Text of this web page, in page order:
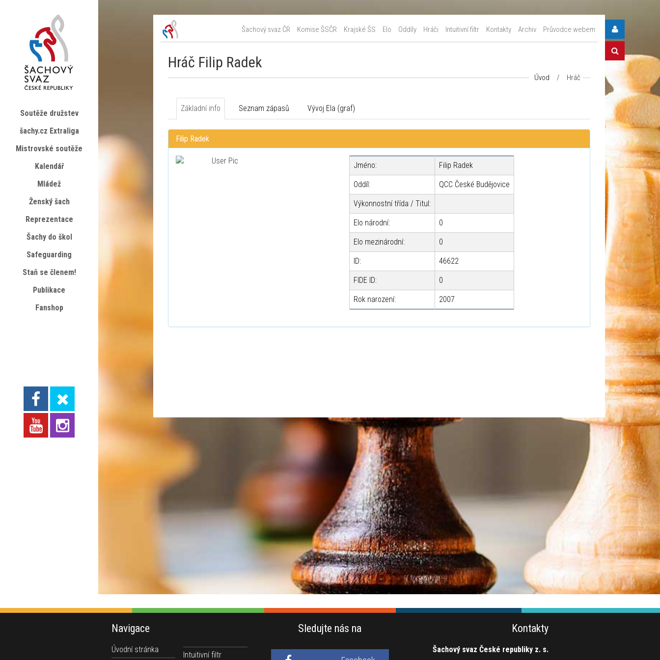
Šachový svaz ČR Komise ŠSČR Krajské ŠS Elo Oddíly Hráči Intuitivní filtr Kontakty Archiv Průvodce webem
Hráč Filip Radek
Úvod / Hráč
Základní info Seznam zápasů Vývoj Ela (graf)
Filip Radek
Jméno: Filip Radek
Oddíl: QCC České Budějovice
Výkonnostní třída / Titul:
Elo národní: 0
Elo mezinárodní: 0
ID: 46622
FIDE ID: 0
Rok narození: 2007
Soutěže družstev
šachy.cz Extraliga
Mistrovské soutěže
Kalendář
Mládež
Ženský šach
Reprezentace
Šachy do škol
Safeguarding
Staň se členem!
Publikace
Fanshop
Navigace
Úvodní stránka
Intuitivní filtr
Sledujte nás na Kontakty
Šachový svaz České republiky z. s.